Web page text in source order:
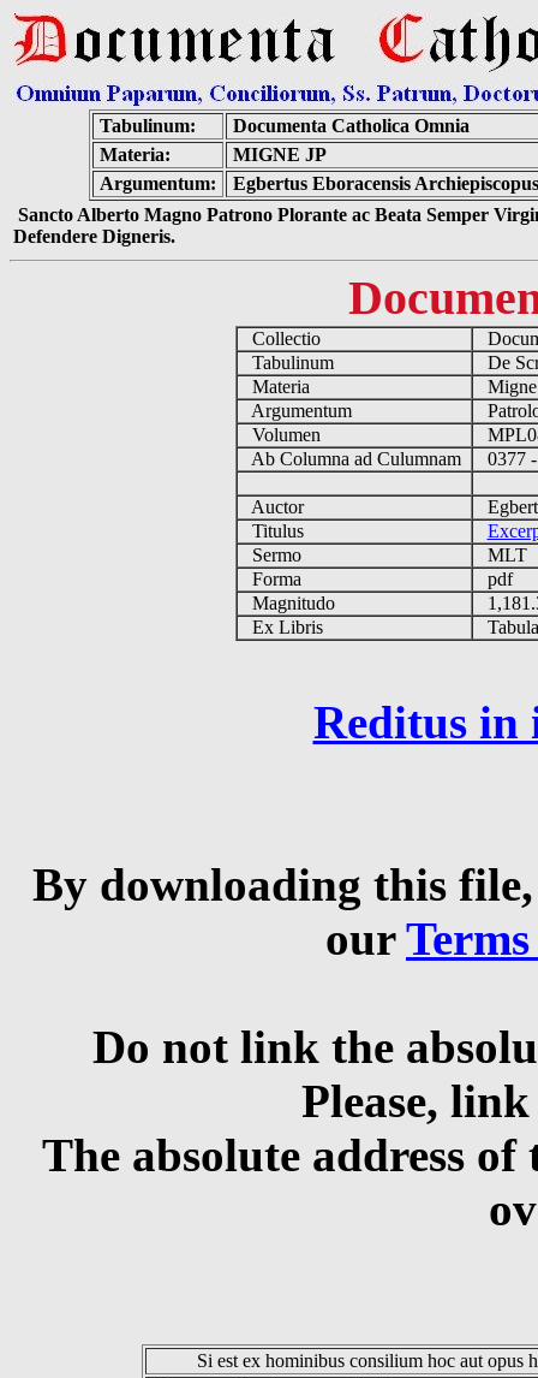
Tabulinum:
Documenta Catholica Omnia
Materia:
MIGNE JP
Argumentum:
Egbertus Eboracensis
Sancto Alberto Magno Patrono Plorante ac Beata Semper
Defendere Digneris.
Collectio
Tabulinum
De
Materia
Argumentum
Volumen
Ab Columna ad Culumnam
0377
Auctor
Titulus
Sermo
MLT
Forma
pdf
Magnitudo
Ex Libris
Reditus in
By downloading this
our
Do not link the
Please,
The absolute address
Si est ex hominibus consilium hoc aut opus